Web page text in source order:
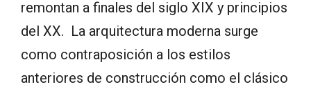
remontan a finales del siglo XIX y principios
del XX. La arquitectura moderna surge
como contraposición a los estilos
anteriores de construcción como el clásico